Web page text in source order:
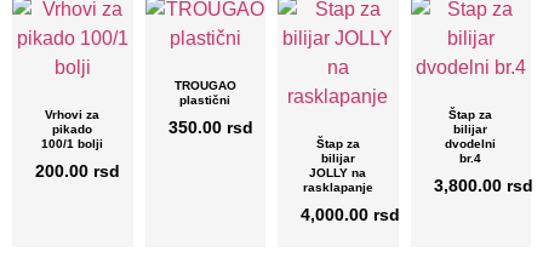
Vrhovi za
pikado
100/1 bolji
200.00 rsd
TROUGAO
plastični
350.00 rsd
Štap za
bilijar
JOLLY na
rasklapanje
4,000.00 rsd
Štap za
bilijar
dvodelni
br.4
3,800.00 rsd